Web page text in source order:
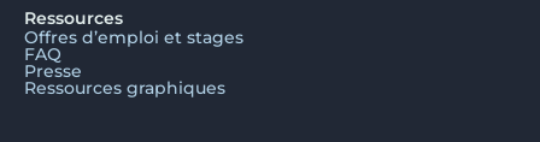
Ressources
Offres d’emploi et stages
FAQ
Presse
Ressources graphiques